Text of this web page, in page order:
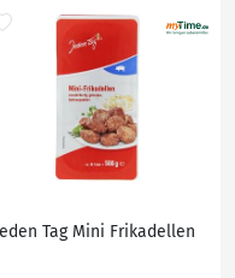
Tag Mini Frikadellen